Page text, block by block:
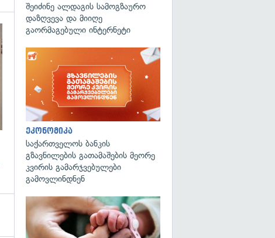
გადახედვა
შეიძინე ალდაგის სამოგზაურო
დაზღვევა და მიიღე
გაორმაგებული ინტერნეტი
ეკონომიკა
საქართველოს ბანკის
გზავნილების გათამაშების მეორე
კვირის გამარჯვებულები
გამოვლინდნენ